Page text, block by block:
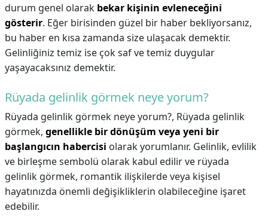
durum genel olarak bekar kişinin evleneceğini
gösterir. Eğer birisinden güzel bir haber bekliyorsanız,
bu haber en kısa zamanda size ulaşacak demektir.
Gelinliğiniz temiz ise çok saf ve temiz duygular
yaşayacaksınız demektir.
Rüyada gelinlik görmek neye yorum?
Rüyada gelinlik görmek neye yorum?, Rüyada gelinlik
görmek, genellikle bir dönüşüm veya yeni bir
başlangıcın habercisi olarak yorumlanır. Gelinlik, evlilik
ve birleşme sembolü olarak kabul edilir ve rüyada
gelinlik görmek, romantik ilişkilerde veya kişisel
hayatınızda önemli değişikliklerin olabileceğine işaret
edebilir.